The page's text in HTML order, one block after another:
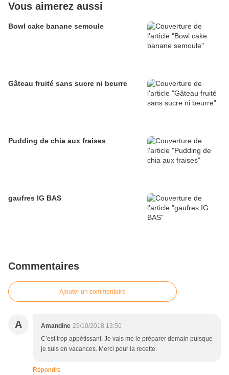
Vous aimerez aussi
Bowl cake banane semoule
Gâteau fruité sans sucre ni beurre
Pudding de chia aux fraises
gaufres IG BAS
Commentaires
Ajouter un commentaire
A Amandine 29/10/2018 13:50
C’est trop appétissant. Je vais me le préparer demain puisque
je suis en vacances. Merci pour la recette.
Répondre